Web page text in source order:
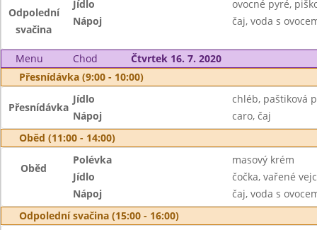
Odpolední
svačina
Jídlo
ovocné pyré,
Nápoj
čaj, voda s
Menu Chod
Čtvrtek 16. 7. 2020
Přesnídávka (9:00 - 10:00)
Přesnídávka
Jídlo
chléb, paštiková
Nápoj
caro, čaj
Oběd (11:00 - 14:00)
Oběd
Polévka
masový krém
Jídlo
čočka, vařené
Nápoj
čaj, voda s
Odpolední svačina (15:00 - 16:00)